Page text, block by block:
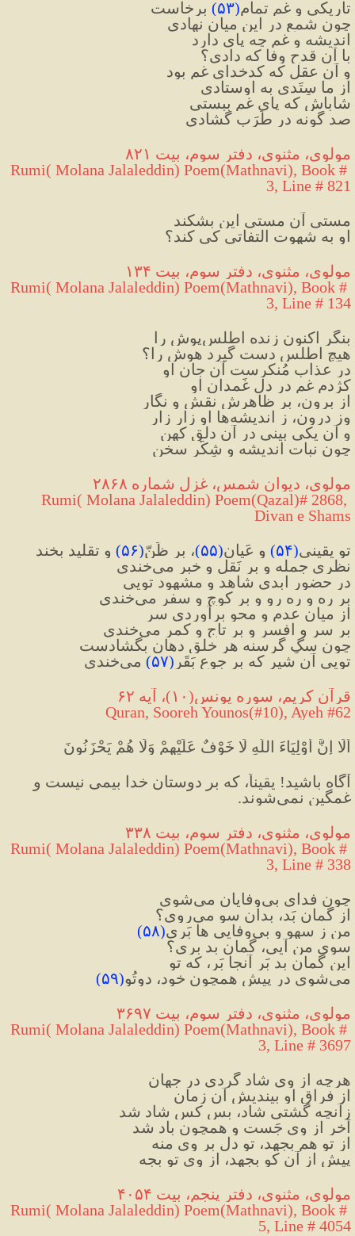
تاریکی و غم تمام(۵۳) برخاست
چون شمع در این میان نهادی
اندیشه و غم چه پای دارد
با آن قدحِ وفا که دادی؟
و آن عقل که کدخدای غم بود
از ما سِتَدی به اوستادی
شاباش که پای غم ببستی
صد گونه درِ طَرَب گشادی
مولوی، مثنوی، دفتر سوم، بیت ۸۲۱
Rumi( Molana Jalaleddin) Poem(Mathnavi), Book #
3, Line # 821
مستیِ آن مستیِ این بشکند
او به شهوت التفاتی کی کند؟
مولوی، مثنوی، دفتر سوم، بیت ۱۳۴
Rumi( Molana Jalaleddin) Poem(Mathnavi), Book #
3, Line # 134
بنگر اکنون زنده اطلس‌پوش را
هیچ اطلس دست گیرد هوش را؟
در عذابِ مُنکرست آن جانِ او
کژدمِ غم در دلِ غَمدانِ او
از برون، بر ظاهرش نقش و نگار
وز درون، ز اندیشه‌ها او زارِ زار
و آن یکی بینی در آن دلقِ کهن
چون نبات اندیشه و شِکَّر سخن
مولوی، دیوان شمس، غزل شماره ۲۸۶۸
Rumi( Molana Jalaleddin) Poem(Qazal)# 2868,
Divan e Shams
‎تو یقینی(۵۴) و عَیان(۵۵)، بر ظَنّ(۵۶) و تقلید بخند
‎نظری جمله و بر نَقل و خبر می‌خندی
‎در حضورِ ابدی شاهد و مشهود تویی
‎بر ره و ره رو و بر کوچ و سفر می‌خندی
‎از میان عدم و محو برآوردی سر
‎بر سر و افسر و بر تاج و کمر می‌خندی
‎چون سگِ گرسنه هر خلق دهان بگشادست
‎تویی آن شیر که بر جوعِ بَقَر (۵۷) می‌خندی
قرآن کریم، سوره يونس(۱۰)، آیه ۶۲
Quran, Sooreh Younos(#10), Ayeh #62
أَلَا إِنَّ أَوْلِيَاءَ اللَّهِ لَا خَوْفٌ عَلَيْهِمْ وَلَا هُمْ يَحْزَنُونَ
غمگين نمى‌شوند.
مولوی، مثنوی، دفتر سوم، بیت ۳۳۸
Rumi( Molana Jalaleddin) Poem(Mathnavi), Book #
3, Line # 338
چون فدای بی‌وفایان می‌شوی
از گمانِ بَد، بدان سو می‌روی؟
من ز سهو و بی‌وفایی ها بَری
(۵۸)
سویِ من آیی، گمانِ بد بری؟
این گمانِ بد بَر آنجا بَر، که تو
می‌شوی در پیشِ همچون خود، دوتُو
(۵۹)
مولوی، مثنوی، دفتر سوم، بیت ۳۶۹۷
Rumi( Molana Jalaleddin) Poem(Mathnavi), Book #
3, Line # 3697
هرچه از وی شاد گردی در جهان
از فراقِ او بیندیش آن زمان
زآنچه گشتی شاد، بس کس شاد شد
آخر از وی جَست و همچون باد شد
از تو هم بجهد، تو دل بر وی منه
پیش از آن کو بجهد، از وی تو بِجِه
مولوی، مثنوی، دفتر پنجم، بیت ۴۰۵۴
Rumi( Molana Jalaleddin) Poem(Mathnavi), Book #
5, Line # 4054